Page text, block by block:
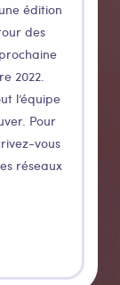
édition
des
2022.
l’équipe
Pour
vous
réseaux